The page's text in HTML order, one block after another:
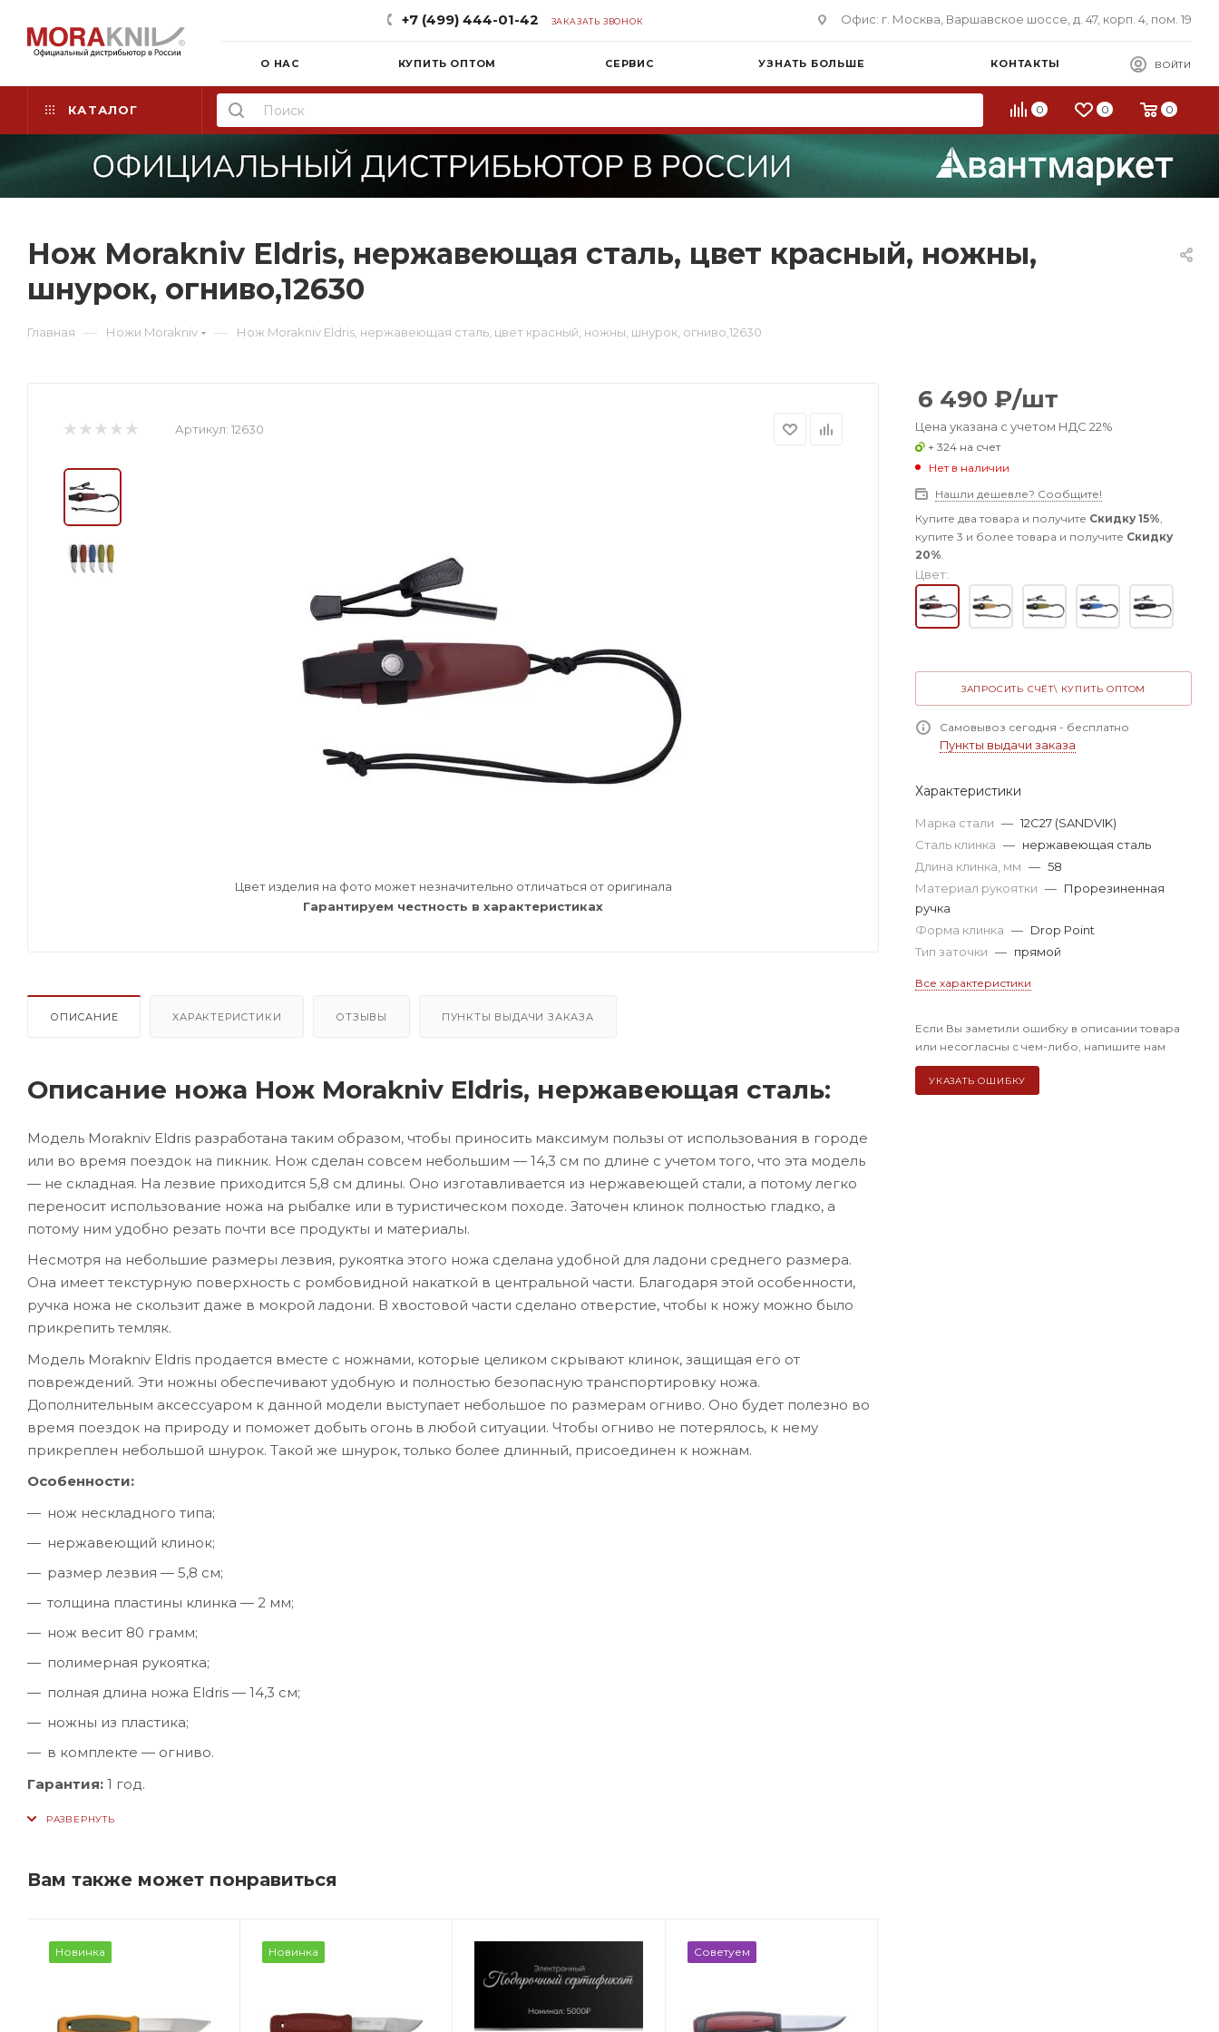
+7 (499) 444-01-42 ЗАКАЗАТЬ ЗВОНОК Офис: г. Москва, Варшавское шоссе, д. 47, корп. 4, пом. 19
О НАС КУПИТЬ ОПТОМ СЕРВИС УЗНАТЬ БОЛЬШЕ КОНТАКТЫ ВОЙТИ
КАТАЛОГ 0 0 0
Нож Morakniv Eldris, нержавеющая сталь, цвет красный, ножны,
шнурок, огниво,12630
Главная — Ножи Morakniv — Нож Morakniv Eldris, нержавеющая сталь, цвет красный, ножны, шнурок, огниво,12630
Артикул: 12630
Цвет изделия на фото может незначительно отличаться от оригинала
Гарантируем честность в характеристиках
ОПИСАНИЕ ХАРАКТЕРИСТИКИ ОТЗЫВЫ ПУНКТЫ ВЫДАЧИ ЗАКАЗА
Описание ножа Нож Morakniv Eldris, нержавеющая сталь:
Модель Morakniv Eldris разработана таким образом, чтобы приносить максимум пользы от использования в городе
или во время поездок на пикник. Нож сделан совсем небольшим — 14,3 см по длине с учетом того, что эта модель
— не складная. На лезвие приходится 5,8 см длины. Оно изготавливается из нержавеющей стали, а потому легко
переносит использование ножа на рыбалке или в туристическом походе. Заточен клинок полностью гладко, а
потому ним удобно резать почти все продукты и материалы.
Несмотря на небольшие размеры лезвия, рукоятка этого ножа сделана удобной для ладони среднего размера.
Она имеет текстурную поверхность с ромбовидной накаткой в центральной части. Благодаря этой особенности,
ручка ножа не скользит даже в мокрой ладони. В хвостовой части сделано отверстие, чтобы к ножу можно было
прикрепить темляк.
Модель Morakniv Eldris продается вместе с ножнами, которые целиком скрывают клинок, защищая его от
повреждений. Эти ножны обеспечивают удобную и полностью безопасную транспортировку ножа.
Дополнительным аксессуаром к данной модели выступает небольшое по размерам огниво. Оно будет полезно во
время поездок на природу и поможет добыть огонь в любой ситуации. Чтобы огниво не потерялось, к нему
прикреплен небольшой шнурок. Такой же шнурок, только более длинный, присоединен к ножнам.
Особенности:
нож нескладного типа;
нержавеющий клинок;
размер лезвия — 5,8 см;
толщина пластины клинка — 2 мм;
нож весит 80 грамм;
полимерная рукоятка;
полная длина ножа Eldris — 14,3 см;
ножны из пластика;
в комплекте — огниво.
Гарантия: 1 год.
Вам также может понравиться
Новинка Новинка Советуем
6 490 ₽/шт
Цена указана с учетом НДС 22%
+ 324 на счет
Нет в наличии
Нашли дешевле? Сообщите!
Купите два товара и получите Скидку 15%
купите 3 и более товара и получите Скидку
20%
Цвет:
ЗАПРОСИТЬ СЧЁТ\ КУПИТЬ ОПТОМ
Самовывоз сегодня - бесплатно
Пункты выдачи заказа
Характеристики
Марка стали — 12C27 (SANDVIK)
Сталь клинка — нержавеющая сталь
Длина клинка, мм — 58
Материал рукоятки — Прорезиненная
ручка
Форма клинка — Drop Point
Тип заточки — прямой
Все характеристики
Если Вы заметили ошибку в описании товара
или несогласны с чем-либо, напишите нам
УКАЗАТЬ ОШИБКУ